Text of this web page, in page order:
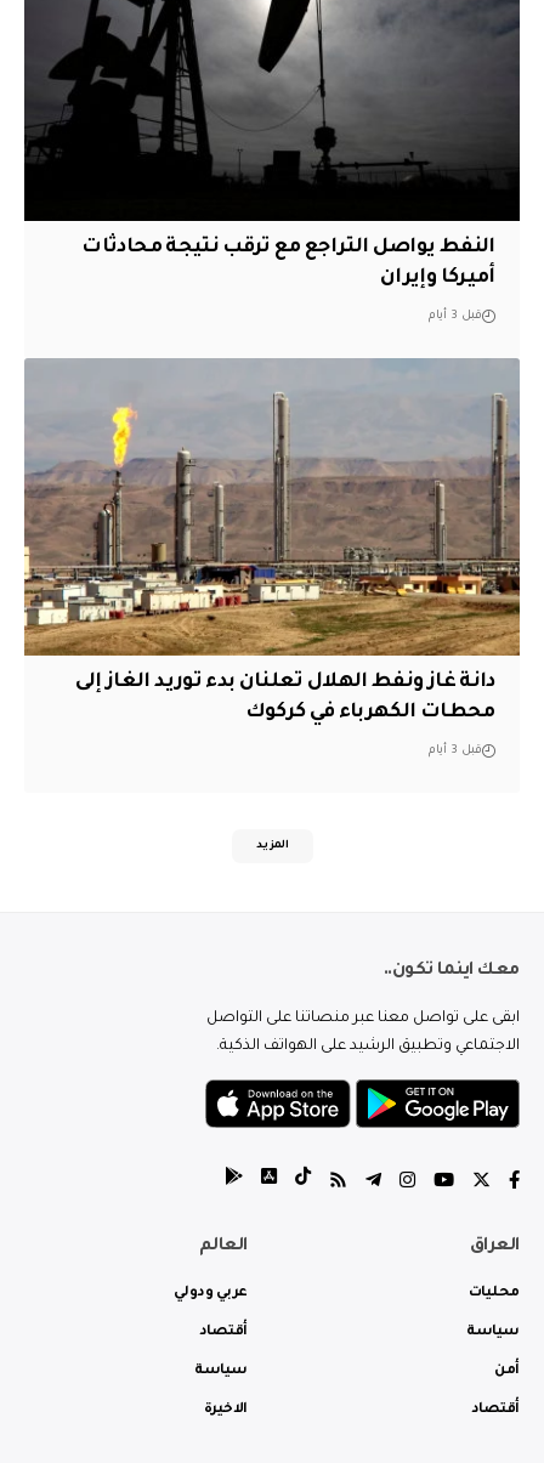
النفط يواصل التراجع مع ترقب نتيجة محادثات
أميركا وإيران
قبل 3 أيام
دانة غاز ونفط الهلال تعلنان بدء توريد الغاز إلى
محطات الكهرباء في كركوك
قبل 3 أيام
المزيد
معك اينما تكون..
ابقى على تواصل معنا عبر منصاتنا على التواصل
الاجتماعي وتطبيق الرشيد على الهواتف الذكية.
العراق
محليات
سياسة
أمن
أقتصاد
العالم
عربي ودولي
أقتصاد
سياسة
الاخيرة